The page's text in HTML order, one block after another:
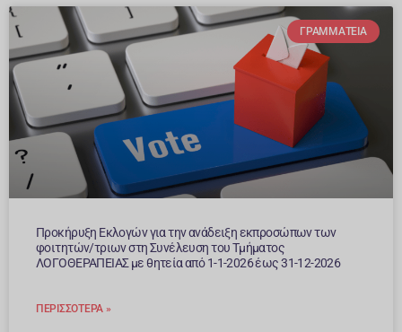
ΓΡΑΜΜΑΤΕΊΑ
Προκήρυξη Εκλογών για την ανάδειξη εκπροσώπων των
φοιτητών/τριων στη Συνέλευση του Τμήματος
ΛΟΓΟΘΕΡΑΠΕΙΑΣ με θητεία από 1-1-2026 έως 31-12-2026
ΠΕΡΙΣΣΌΤΕΡΑ »